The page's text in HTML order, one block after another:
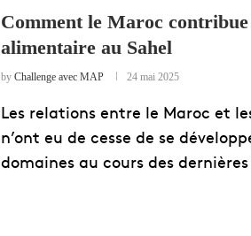
Comment le Maroc
alimentaire au Sahel
by Challenge avec MAP 24 mai 2025
Les relations entre le Maroc et
n’ont eu de cesse de se
domaines au cours des